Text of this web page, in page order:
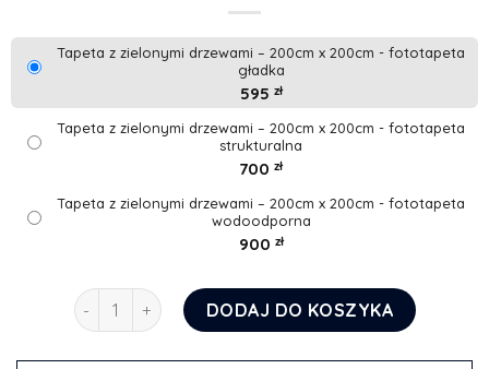
Tapeta z zielonymi drzewami – 200cm x 200cm - fototapeta
gładka
595 zł
Tapeta z zielonymi drzewami – 200cm x 200cm - fototapeta
strukturalna
700 zł
Tapeta z zielonymi drzewami – 200cm x 200cm - fototapeta
wodoodporna
900 zł
ilość Tapeta z zielonymi drzewami
DODAJ DO KOSZYKA